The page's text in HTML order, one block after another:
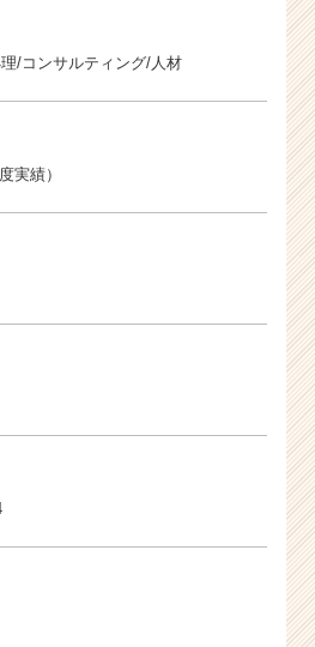
/コンサルティング/人材
実績）